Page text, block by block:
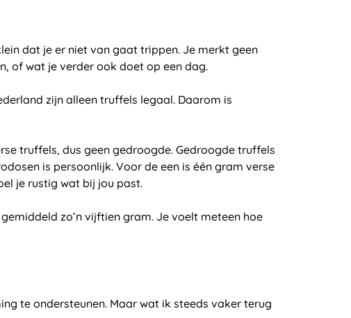
dat je er niet van gaat trippen. Je merkt geen
of wat je verder ook doet op een dag.
zijn alleen truffels legaal. Daarom is
truffels, dus geen gedroogde. Gedroogde truffels
is persoonlijk. Voor de een is één gram verse
je rustig wat bij jou past.
zo’n vijftien gram. Je voelt meteen hoe
te ondersteunen. Maar wat ik steeds vaker terug